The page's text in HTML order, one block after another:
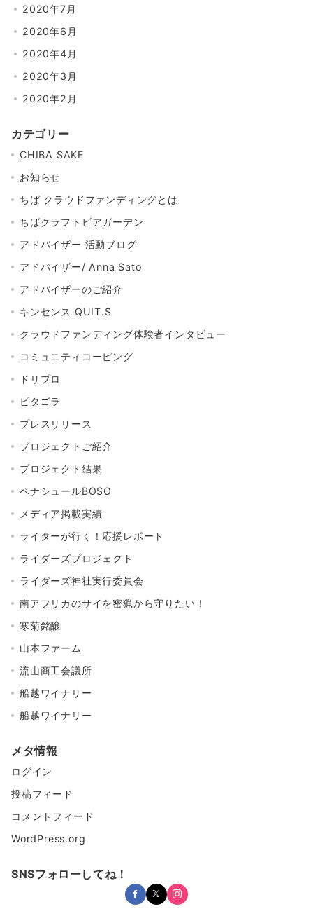
2020年7月
2020年6月
2020年4月
2020年3月
2020年2月
カテゴリー
CHIBA SAKE
お知らせ
ちば クラウドファンディングとは
ちばクラフトビアガーデン
アドバイザー 活動ブログ
アドバイザー/ Anna Sato
アドバイザーのご紹介
キンセンス QUIT.S
クラウドファンディング体験者インタビュー
コミュニティコーピング
ドリプロ
ピタゴラ
プレスリリース
プロジェクトご紹介
プロジェクト結果
ペナシュールBOSO
メディア掲載実績
ライターが行く！応援レポート
ライダーズプロジェクト
ライダーズ神社実行委員会
南アフリカのサイを密猟から守りたい！
寒菊銘醸
山本ファーム
流山商工会議所
船越ワイナリー
船越ワイナリー
メタ情報
ログイン
投稿フィード
コメントフィード
WordPress.org
SNSフォローしてね！